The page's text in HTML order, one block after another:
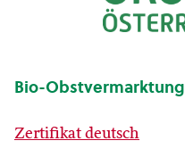
Bio-Obstvermarktung
Zertifikat deutsch